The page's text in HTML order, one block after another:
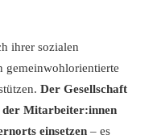
ihrer sozialen
gemeinwohlorientierte
Der Gesellschaft
der Mitarbeiter:innen
einsetzen– es